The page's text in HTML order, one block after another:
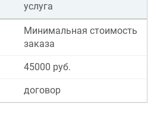
услуга
Минимальная стоимость
заказа
45000 руб.
договор